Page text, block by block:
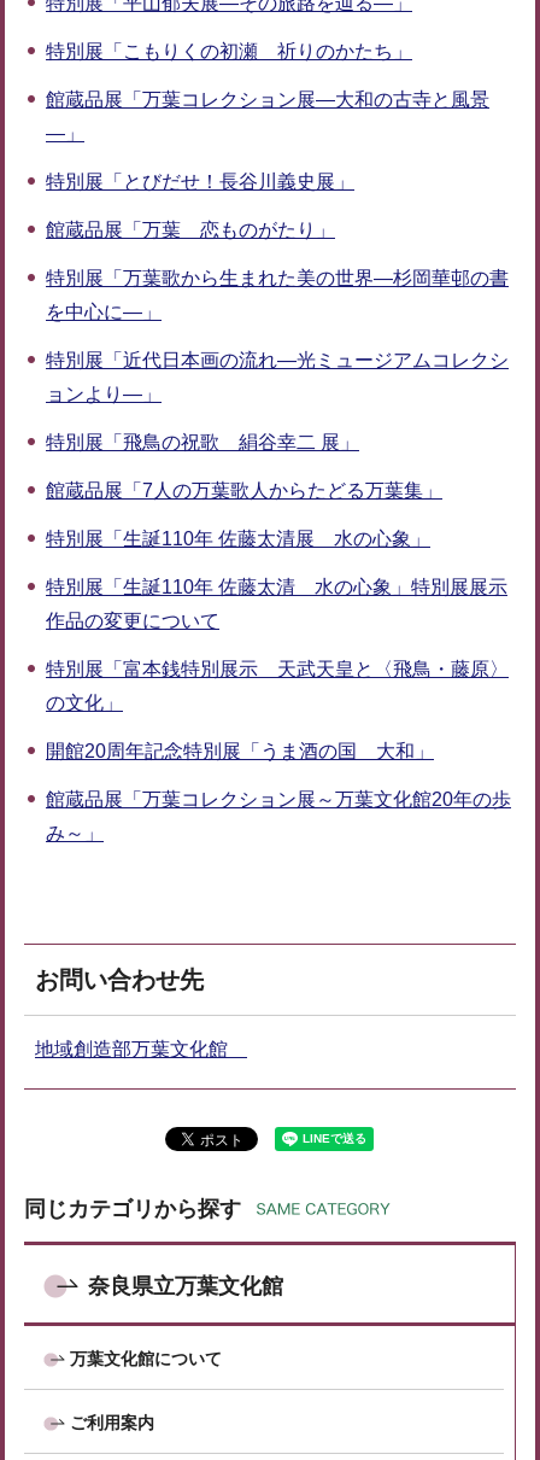
特別展「こもりくの初瀬 祈りのかたち」
館蔵品展「万葉コレクション展―大和の古寺と風景
―」
特別展「とびだせ！長谷川義史展」
館蔵品展「万葉 恋ものがたり」
特別展「万葉歌から生まれた美の世界―杉岡華邨の書
を中心に―」
特別展「近代日本画の流れ―光ミュージアムコレクシ
ョンより―」
特別展「飛鳥の祝歌 絹谷幸二 展」
館蔵品展「7人の万葉歌人からたどる万葉集」
特別展「生誕110年 佐藤太清展 水の心象」
特別展「生誕110年 佐藤太清 水の心象」特別展展示
作品の変更について
特別展「富本銭特別展示 天武天皇と〈飛鳥・藤原〉
の文化」
開館20周年記念特別展「うま酒の国 大和」
館蔵品展「万葉コレクション展～万葉文化館20年の歩
み～」
お問い合わせ先
地域創造部万葉文化館
同じカテゴリから探す
奈良県立万葉文化館
万葉文化館について
ご利用案内